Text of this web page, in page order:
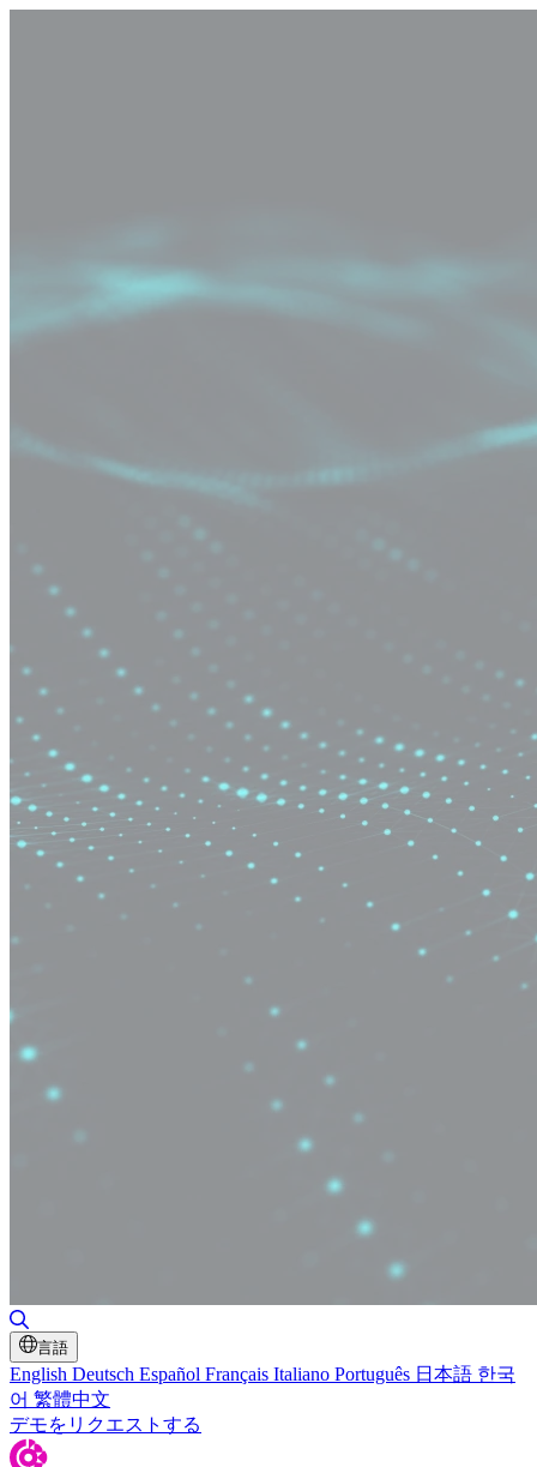
言語
English Deutsch Español Français Italiano Português 日本語 한국
어 繁體中文
デモをリクエストする